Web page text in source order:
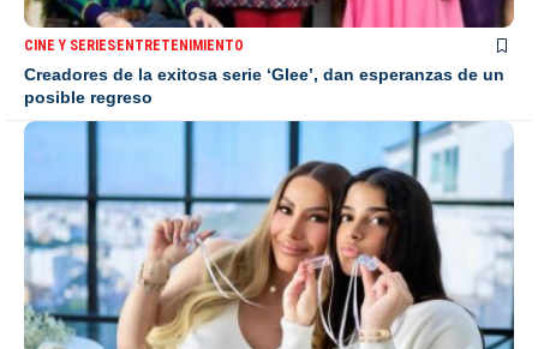
CINE Y SERIESENTRETENIMIENTO
Creadores de la exitosa serie ‘Glee’, dan esperanzas de un
posible regreso